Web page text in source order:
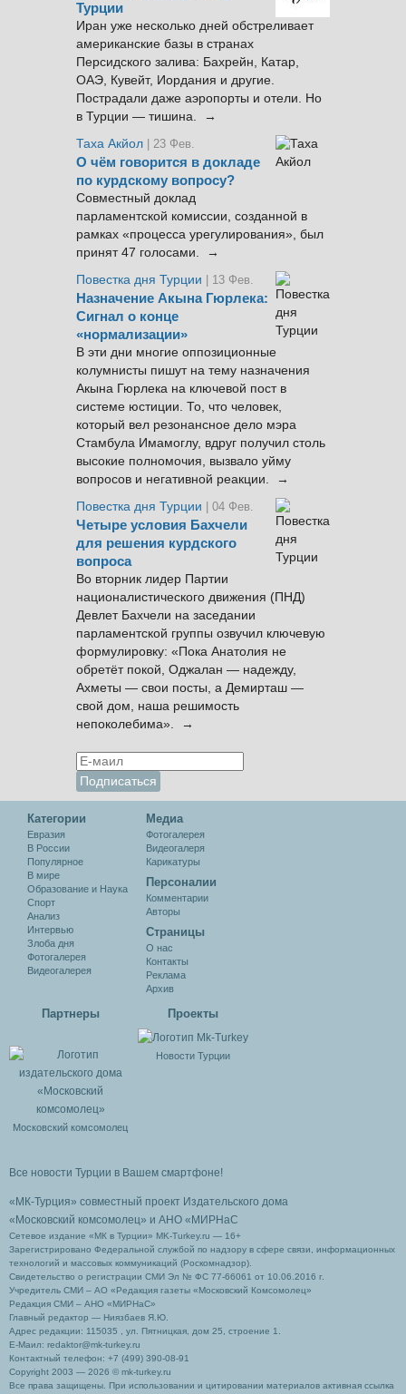
Турции
Иран уже несколько дней обстреливает
американские базы в странах
Персидского залива: Бахрейн, Катар,
ОАЭ, Кувейт, Иордания и другие.
Пострадали даже аэропорты и отели. Но
в Турции — тишина. →
Таха Акйол | 23 Фев.
О чём говорится в докладе
по курдскому вопросу?
Совместный доклад
парламентской комиссии, созданной в
рамках «процесса урегулирования», был
принят 47 голосами. →
Повестка дня Турции
| 13 Фев.
Назначение Акына Гюрлека:
Сигнал о конце
«нормализации»
В эти дни многие оппозиционные
колумнисты пишут на тему назначения
Акына Гюрлека на ключевой пост в
системе юстиции. То, что человек,
который вел резонансное дело мэра
Стамбула Имамоглу, вдруг получил столь
высокие полномочия, вызвало уйму
вопросов и негативной реакции. →
Повестка дня Турции
| 04 Фев.
Четыре условия Бахчели
для решения курдского
вопроса
Во вторник лидер Партии
националистического движения (ПНД)
Девлет Бахчели на заседании
парламентской группы озвучил ключевую
формулировку: «Пока Анатолия не
обретёт покой, Оджалан — надежду,
Ахметы — свои посты, а Демирташ —
свой дом, наша решимость
непоколебима». →
Категории
Евразия
В России
Популярное
В мире
Образование и Наука
Спорт
Анализ
Интервью
Злоба дня
Фотогалерея
Видеогалерея
Медиа
Фотогалерея
Видеогалеря
Карикатуры
Персоналии
Комментарии
Авторы
Cтраницы
О нас
Контакты
Реклама
Архив
Партнеры
Московский комсомолец
Проекты
Новости Турции
Все новости Турции в Вашем смартфоне!
«МК-Турция» совместный проект Издательского дома
«Московский комсомолец» и АНО «МИРНаС
Сетевое издание «МК в Турции» MK-Turkey.ru — 16+
Зарегистрировано Федеральной службой по надзору в сфере связи, информационных
технологий и массовых коммуникаций (Роскомнадзор).
Свидетельство о регистрации СМИ Эл № ФС 77-66061 от 10.06.2016 г.
Учредитель СМИ – АО «Редакция газеты «Московский Комсомолец»
Редакция СМИ – АНО «МИРНаС»
Главный редактор — Ниязбаев Я.Ю.
Адрес редакции: 115035 , ул. Пятницкая, дом 25, строение 1.
Е-Маил: redaktor@mk-turkey.ru
Контактный телефон: +7 (499) 390-08-91
Copyright 2003 — 2026 © mk-turkey.ru
Все права защищены. При использовании и цитировании материалов активная ссылка